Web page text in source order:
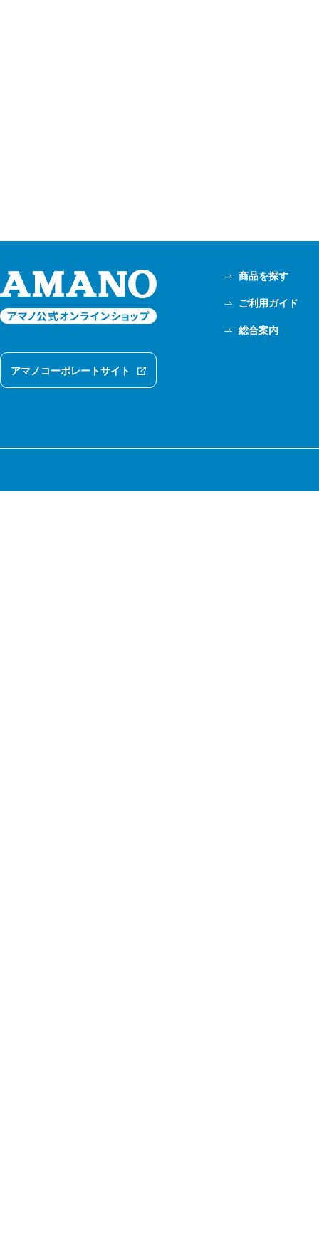
アマノコーポレートサイト
商品を探す
ご利用ガイド
総合案内